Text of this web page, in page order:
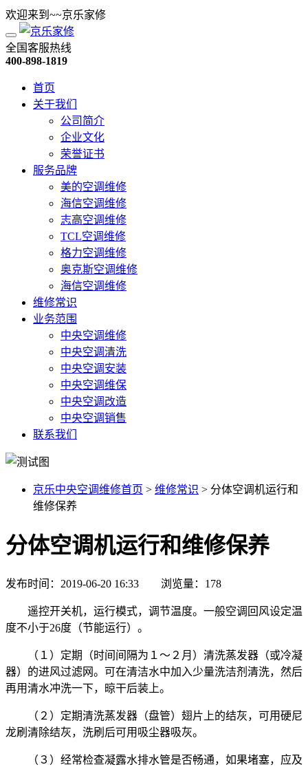
欢迎来到~~京乐家修
全国客服热线
400-898-1819
首页
关于我们
公司简介
企业文化
荣誉证书
服务品牌
美的空调维修
海信空调维修
志高空调维修
TCL空调维修
格力空调维修
奥克斯空调维修
海信空调维修
维修常识
业务范围
中央空调维修
中央空调清洗
中央空调安装
中央空调维保
中央空调改造
中央空调销售
联系我们
京乐中央空调维修首页 > 维修常识 > 分体空调机运行和
维修保养
分体空调机运行和维修保养
发布时间：2019-06-20 16:33 浏览量：178
遥控开关机，运行模式，调节温度。一般空调回风设定温
度不小于26度（节能运行）。
（１）定期（时间间隔为１～２月）清洗蒸发器（或冷凝
器）的进风过滤网。可在清洁水中加入少量洗洁剂清洗，然后
再用清水冲洗一下，晾干后装上。
（２）定期清洗蒸发器（盘管）翅片上的结灰，可用硬尼
龙刷清除结灰，洗刷后可用吸尘器吸灰。
（３）经常检查凝露水排水管是否畅通，如果堵塞，应及